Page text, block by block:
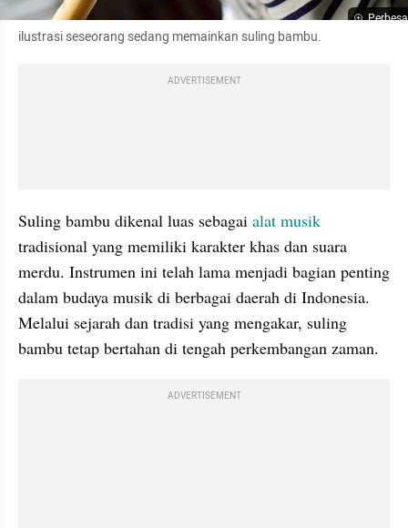
ilustrasi seseorang sedang memainkan suling bambu.
ADVERTISEMENT
Suling bambu dikenal luas sebagai alat musik
tradisional yang memiliki karakter khas dan suara
merdu. Instrumen ini telah lama menjadi bagian penting
dalam budaya musik di berbagai daerah di Indonesia.
Melalui sejarah dan tradisi yang mengakar, suling
bambu tetap bertahan di tengah perkembangan zaman.
ADVERTISEMENT